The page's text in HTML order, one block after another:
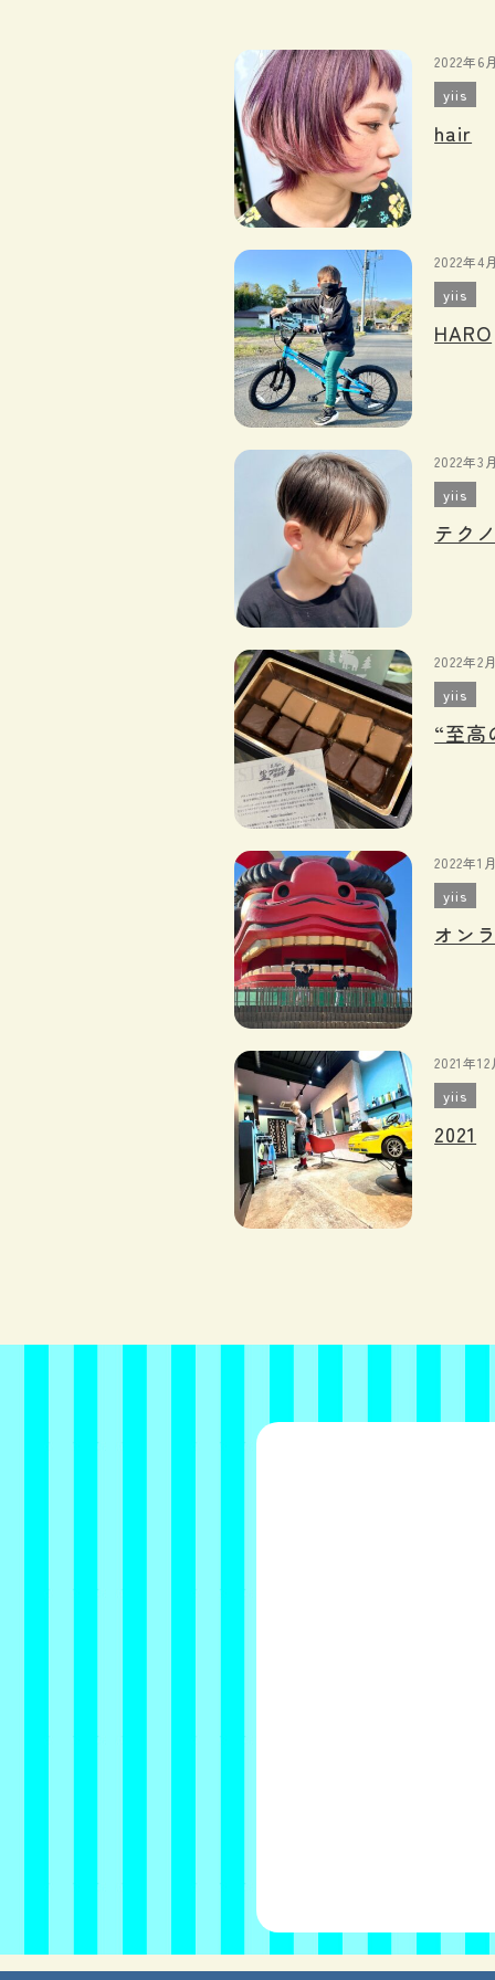
2022年6
yiis
hair
2022年4
yiis
HARO
2022年3
yiis
テク
2022年2
yiis
“至高
2022年1
yiis
オン
2021年12
yiis
2021